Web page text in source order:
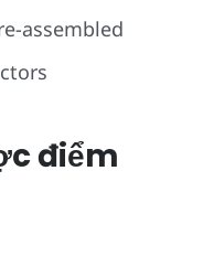
assembled
điểm